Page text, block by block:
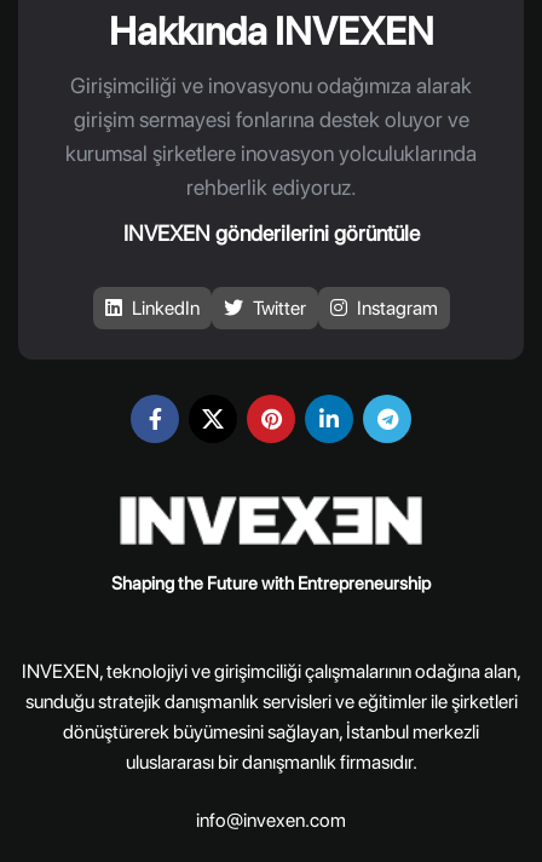
Hakkında INVEXEN
Girişimciliği ve inovasyonu odağımıza alarak
girişim sermayesi fonlarına destek oluyor ve
kurumsal şirketlere inovasyon yolculuklarında
rehberlik ediyoruz.
INVEXEN gönderilerini görüntüle
LinkedIn Twitter Instagram
Shaping the Future with Entrepreneurship
INVEXEN, teknolojiyi ve girişimciliği çalışmalarının odağına alan,
sunduğu stratejik danışmanlık servisleri ve eğitimler ile şirketleri
dönüştürerek büyümesini sağlayan, İstanbul merkezli
uluslararası bir danışmanlık firmasıdır.
info@invexen.com